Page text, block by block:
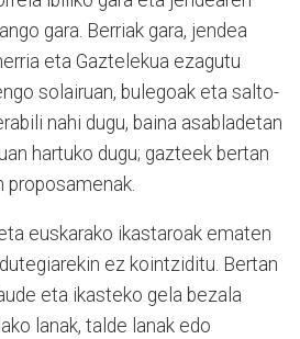
gara. Berriak gara, jendea
eta Gaztelekua ezagutu
solairuan, bulegoak eta salto-
nahi dugu, baina asabladetan
hartuko dugu; gazteek bertan
euskarako ikastaroak ematen
ez kointziditu. Bertan
eta ikasteko gela bezala
lanak, talde lanak edo